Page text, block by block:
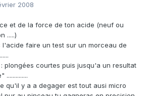
2008
et de la force de ton acide (neuf ou
.....)
l'acide faire un test sur un morceau de
plongées courtes puis jusqu'a un resultat
qu'il y a a degager est tout ausi micro